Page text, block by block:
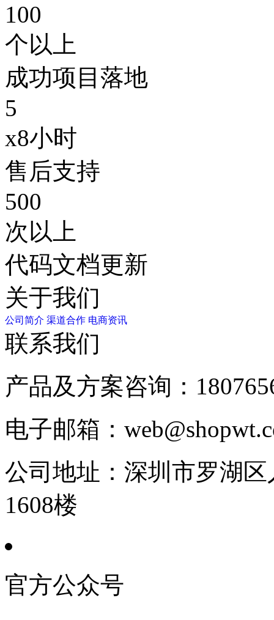
100
个以上
成功项目落地
5
x8小时
售后支持
500
次以上
代码文档更新
关于我们
公司简介 渠道合作 电商资讯
联系我们
产品及方案咨询：
电子邮箱：
公司地址： 深圳市罗湖
1608楼
官方公众号